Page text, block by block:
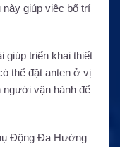
giúp việc bố trí
giúp triển khai thiết
thể đặt anten ở vị
vận hành để
Động Đa Hướng